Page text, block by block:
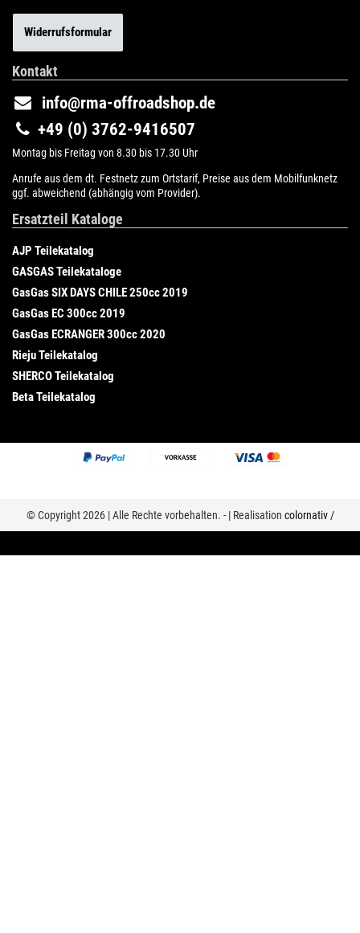
Widerrufsformular
Kontakt
info@rma-offroadshop.de
+49 (0) 3762-9416507
Montag bis Freitag von 8.30 bis 17.30 Uhr
Anrufe aus dem dt. Festnetz zum Ortstarif, Preise aus dem Mobilfunknetz
ggf. abweichend (abhängig vom Provider).
Ersatzteil Kataloge
AJP Teilekatalog
GASGAS Teilekataloge
GasGas SIX DAYS CHILE 250cc 2019
GasGas EC 300cc 2019
GasGas ECRANGER 300cc 2020
Rieju Teilekatalog
SHERCO Teilekatalog
Beta Teilekatalog
© Copyright 2026 | Alle Rechte vorbehalten. - | Realisation colornativ /